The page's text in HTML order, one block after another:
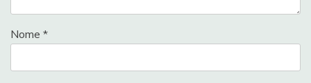
Nome *